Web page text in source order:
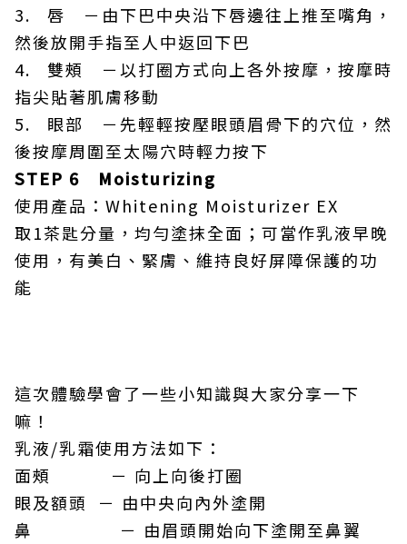
3. 唇 －由下巴中央沿下唇邊往上推至嘴角，
然後放開手指至人中返回下巴
4. 雙頰 －以打圈方式向上各外按摩，按摩時
指尖貼著肌膚移動
5. 眼部 －先輕輕按壓眼頭眉骨下的穴位，然
後按摩周圍至太陽穴時輕力按下
STEP 6 Moisturizing
使用產品：Whitening Moisturizer EX
取1茶匙分量，均勻塗抹全面；可當作乳液早晚
使用，有美白、緊膚、維持良好屏障保護的功
能
這次體驗學會了一些小知識與大家分享一下
嘛！
乳液/乳霜使用方法如下：
面頰 － 向上向後打圈
眼及額頭 － 由中央向內外塗開
鼻 － 由眉頭開始向下塗開至鼻翼